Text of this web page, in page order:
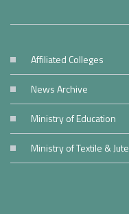
Affiliated Colleges
News Archive
Ministry of Education
Ministry of Textile & Jute